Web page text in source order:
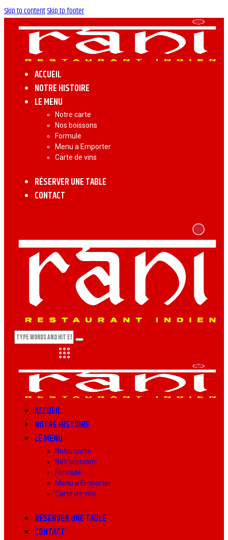
Skip to contentSkip to footer
ACCUEIL
NOTRE HISTOIRE
LE MENU
Notre carte
Nos boissons
Formule
Menu a Emporter
Carte de vins
RÉSERVER UNE TABLE
CONTACT
ACCUEIL
NOTRE HISTOIRE
LE MENU
Notre carte
Nos boissons
Formule
Menu a Emporter
Carte de vins
RÉSERVER UNE TABLE
CONTACT